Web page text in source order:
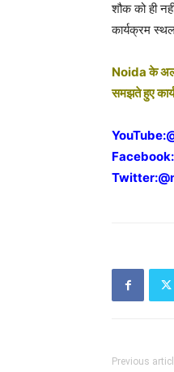
शौक को ही
कार्यक्रम
Noida के
समझते हुए
YouTube:
Facebook:
Twitter:
Previous